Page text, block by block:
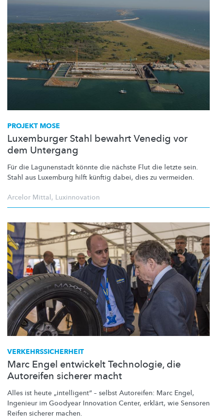
PROJEKT MOSE
Luxemburger Stahl bewahrt Venedig vor
dem Untergang
Für die Lagunenstadt könnte die nächste Flut die letzte sein.
Stahl aus Luxemburg hilft künftig dabei, dies zu vermeiden.
Arcelor Mittal, Luxinnovation
VERKEHRSSICHERHEIT
Marc Engel entwickelt Technologie, die
Autoreifen sicherer macht
Alles ist heute „intelligent“ – selbst Autoreifen: Marc Engel,
Ingenieur im Goodyear Innovation Center, erklärt, wie Sensoren
Reifen sicherer machen.